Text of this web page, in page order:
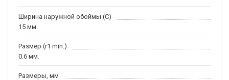
Ширина наружной обоймы (C)
15 мм.
Размер (r1 min.)
0.6 мм.
Размеры, мм